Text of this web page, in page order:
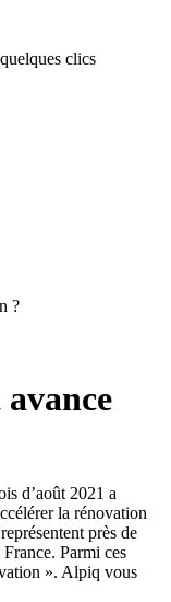
clics
?
d’août 2021 a
la rénovation
près de
Parmi ces
». Alpiq vous